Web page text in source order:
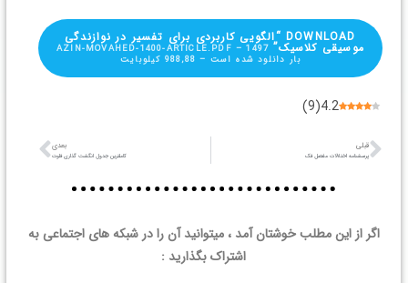
DOWNLOAD “الگویی کاربردی برای تفسیر در نوازندگی
موسیقی کلاسیک” AZIN-MOVAHED-1400-ARTICLE.PDF – 1497
بار دانلود شده است – 988,88 کیلوبایت
4.2
(
9
)
قبلی
پرسشنامه اختلالات مفصل فک
بعدی
کاملترین جدول انگشت گذاری فلوت
اگر از این مطلب خوشتان آمد ، میتوانید آن را در شبکه های اجتماعی به
اشتراک بگذارید :